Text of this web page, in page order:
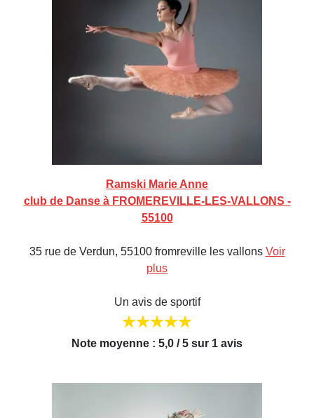
Ramski Marie Anne
club de Danse à FROMEREVILLE-LES-VALLONS -
55100
35 rue de Verdun, 55100 fromreville les vallons Voir
plus
Un avis de sportif
Note moyenne : 5,0 / 5 sur 1 avis